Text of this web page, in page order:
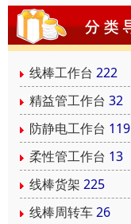
线棒工作台 222
精益管工作台 32
防静电工作台 119
柔性管工作台 13
线棒货架 225
线棒周转车26